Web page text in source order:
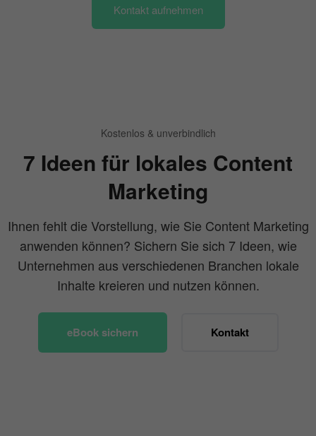
Kontakt aufnehmen
Kostenlos & unverbindlich
7 Ideen für lokales Content
Marketing
Ihnen fehlt die Vorstellung, wie Sie Content Marketing
anwenden können? Sichern Sie sich 7 Ideen, wie
Unternehmen aus verschiedenen Branchen lokale
Inhalte kreieren und nutzen können.
eBook sichern Kontakt